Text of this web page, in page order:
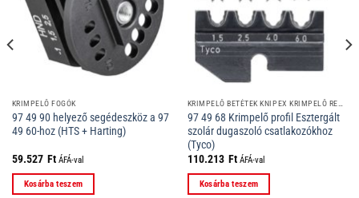
KRIMPELŐ FOGÓK
97 49 90 helyező segédeszköz a 97
49 60-hoz (HTS + Harting)
59.527 Ft ÁFÁ-val
Kosárba teszem
97 49 68 Krimpelő profil Esztergált
szolár dugaszoló csatlakozókhoz
(Tyco)
110.213 Ft ÁFÁ-val
Kosárba teszem